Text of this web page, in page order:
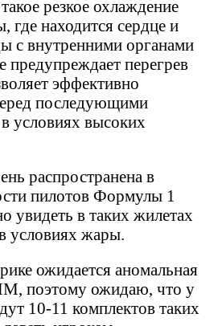
резкое охлаждение
где находится сердце и
с внутренними органами
предупреждает перегрев
эффективно
последующими
условиях высоких
распространена в
пилотов Формулы 1
увидеть в таких жилетах
условиях жары.
ожидается аномальная
поэтому ожидаю, что у
10-11 комплектов таких